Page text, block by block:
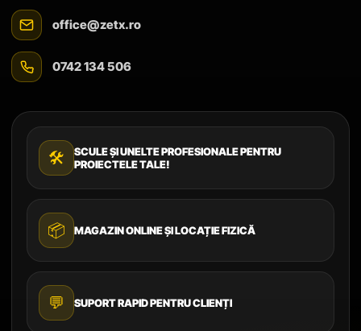
office@zetx.ro
0742 134 506
🛠️
SCULE ȘI UNELTE PROFESIONALE PENTRU
PROIECTELE TALE!
📦 MAGAZIN ONLINE ȘI LOCAȚIE FIZICĂ
💬 SUPORT RAPID PENTRU CLIENȚI